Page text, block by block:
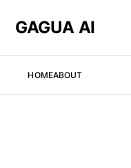
GAGUA AI
HOMEABOUT